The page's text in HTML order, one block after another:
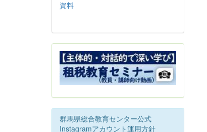
資料
群馬県総合教育センター公式
Instagramアカウント運用方針